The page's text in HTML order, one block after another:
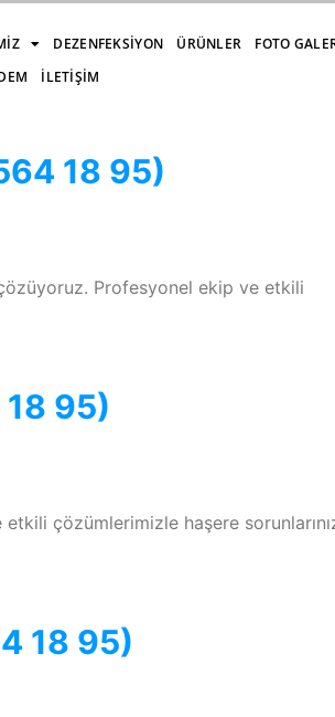
DEZENFEKSIYON ÜRÜNLER
FOTO
İLETIŞIM
18 95)
Profesyonel ekip ve etkili
95)
çözümlerimizle haşere
18 95)